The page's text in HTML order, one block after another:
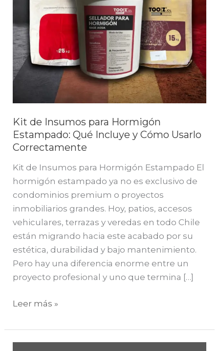
Kit de Insumos para Hormigón
Estampado: Qué Incluye y Cómo Usarlo
Correctamente
Kit de Insumos para Hormigón Estampado El
hormigón estampado ya no es exclusivo de
condominios premium o proyectos
inmobiliarios grandes. Hoy, patios, accesos
vehiculares, terrazas y veredas en todo Chile
están migrando hacia este acabado por su
estética, durabilidad y bajo mantenimiento.
Pero hay una diferencia enorme entre un
proyecto profesional y uno que termina […]
Incluye
y
Cómo
Usarlo
Correctamente
Leer más »